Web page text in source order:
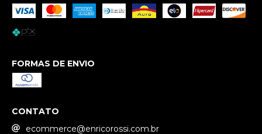
FORMAS DE ENVIO
CONTATO
ecommerce@enricorossi.com.br